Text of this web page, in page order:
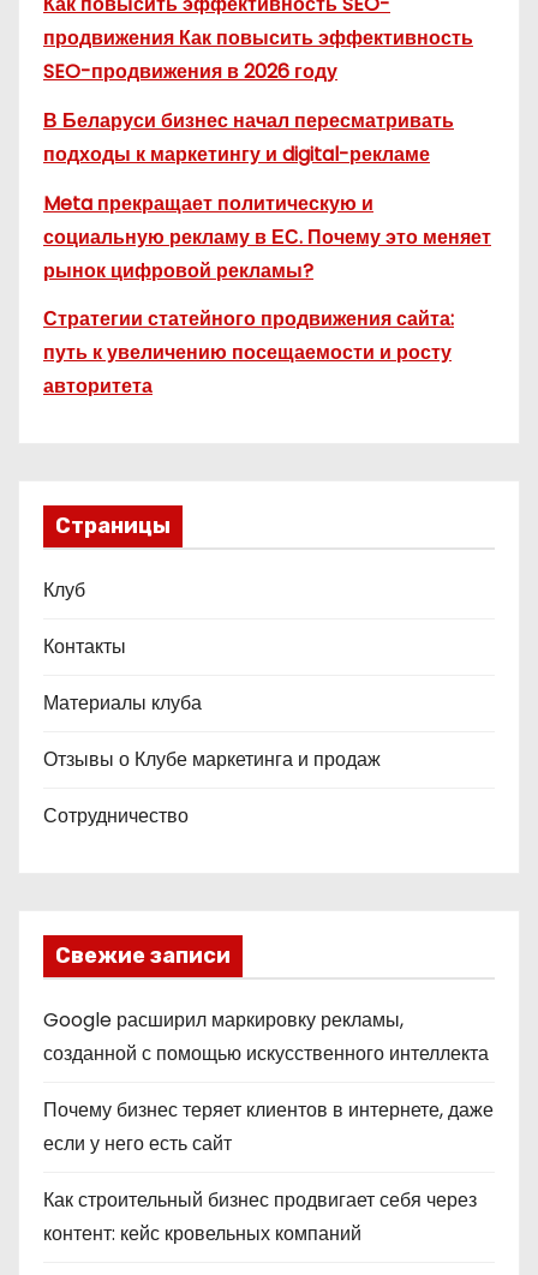
продвижения Как повысить эффективность
SEO-продвижения в 2026 году
В Беларуси бизнес начал пересматривать
подходы к маркетингу и digital-рекламе
Meta прекращает политическую и
социальную рекламу в ЕС. Почему это меняет
рынок цифровой рекламы?
Стратегии статейного продвижения сайта:
путь к увеличению посещаемости и росту
авторитета
Страницы
Клуб
Контакты
Материалы клуба
Отзывы о Клубе маркетинга и продаж
Сотрудничество
Свежие записи
Google расширил маркировку рекламы,
созданной с помощью искусственного интеллекта
Почему бизнес теряет клиентов в интернете, даже
если у него есть сайт
Как строительный бизнес продвигает себя через
контент: кейс кровельных компаний